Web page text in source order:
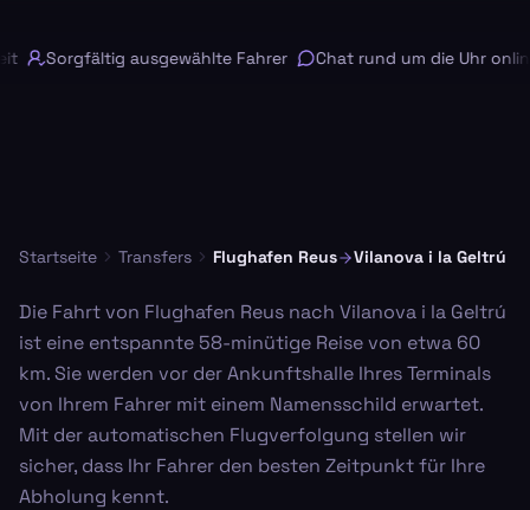
Sorgfältig ausgewählte Fahrer Chat rund um die Uhr online
Startseite Transfers Flughafen Reus Vilanova i la Geltrú
Die Fahrt von Flughafen Reus nach Vilanova i la Geltrú
ist eine entspannte 58-minütige Reise von etwa 60
km. Sie werden vor der Ankunftshalle Ihres Terminals
von Ihrem Fahrer mit einem Namensschild erwartet.
Mit der automatischen Flugverfolgung stellen wir
sicher, dass Ihr Fahrer den besten Zeitpunkt für Ihre
Abholung kennt.